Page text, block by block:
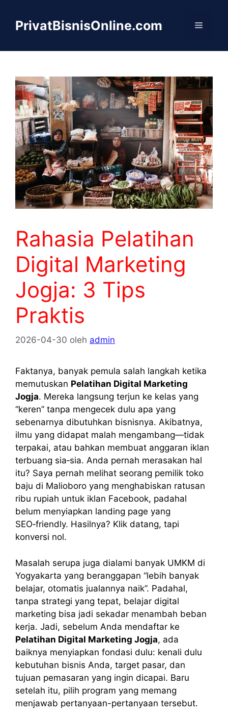
PrivatBisnisOnline.com Menu
Rahasia Pelatihan
Digital Marketing
Jogja: 3 Tips
Praktis
2026-04-30 oleh admin
Faktanya, banyak pemula salah langkah ketika
memutuskan Pelatihan Digital Marketing
Jogja. Mereka langsung terjun ke kelas yang
“keren” tanpa mengecek dulu apa yang
sebenarnya dibutuhkan bisnisnya. Akibatnya,
ilmu yang didapat malah mengambang—tidak
terpakai, atau bahkan membuat anggaran iklan
terbuang sia‑sia. Anda pernah merasakan hal
itu? Saya pernah melihat seorang pemilik toko
baju di Malioboro yang menghabiskan ratusan
ribu rupiah untuk iklan Facebook, padahal
belum menyiapkan landing page yang
SEO‑friendly. Hasilnya? Klik datang, tapi
konversi nol.
Masalah serupa juga dialami banyak UMKM di
Yogyakarta yang beranggapan “lebih banyak
belajar, otomatis jualannya naik”. Padahal,
tanpa strategi yang tepat, belajar digital
marketing bisa jadi sekadar menambah beban
kerja. Jadi, sebelum Anda mendaftar ke
Pelatihan Digital Marketing Jogja, ada
baiknya menyiapkan fondasi dulu: kenali dulu
kebutuhan bisnis Anda, target pasar, dan
tujuan pemasaran yang ingin dicapai. Baru
setelah itu, pilih program yang memang
menjawab pertanyaan-pertanyaan tersebut.